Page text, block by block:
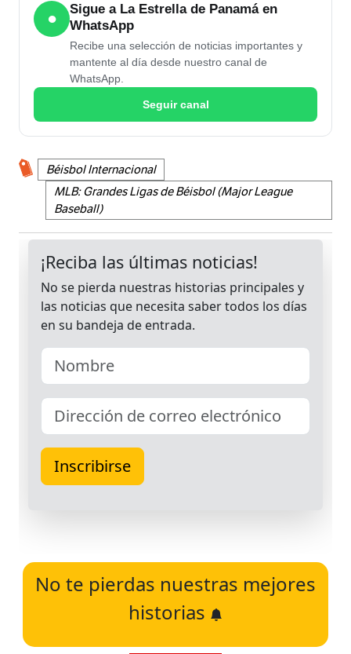
●
Sigue a La Estrella de Panamá en
WhatsApp
Recibe una selección de noticias importantes y
mantente al día desde nuestro canal de
WhatsApp.
Seguir canal
Béisbol Internacional
MLB: Grandes Ligas de Béisbol (Major League
Baseball)
No te pierdas nuestras mejores
historias